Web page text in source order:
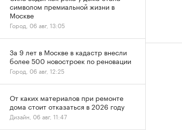
символом премиальной жизни в
Москве
Город, 06 авг, 13:05
За 9 лет в Москве в кадастр внесли
более 500 новостроек по реновации
Город, 06 авг, 12:25
От каких материалов при ремонте
дома стоит отказаться в 2026 году
Дизайн, 06 авг, 11:47